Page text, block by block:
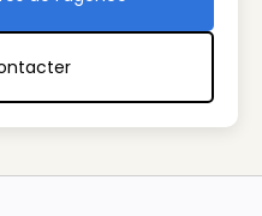
les offres de l'agence
contacter